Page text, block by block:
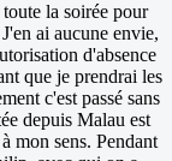
la soirée pour
ai aucune envie,
d'absence
que je prendrai les
c'est passé sans
depuis Malau est
mon sens. Pendant